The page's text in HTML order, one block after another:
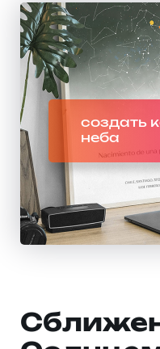
создать
неба